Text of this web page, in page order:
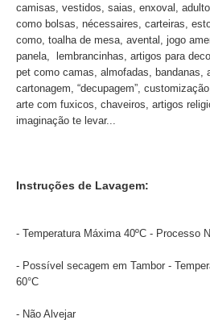
camisas, vestidos, saias, enxoval,
como bolsas, nécessaires, carteiras,
como, toalha de mesa, avental, jogo
panela, lembrancinhas, artigos para
pet como camas, almofadas, bandanas,
cartonagem, “decupagem”,
arte com fuxicos, chaveiros, artigos
imaginação te levar...
Instruções de Lavagem:
- Temperatura Máxima 40ºC - Processo
- Possível secagem em Tambor -
60°C
- Não Alvejar